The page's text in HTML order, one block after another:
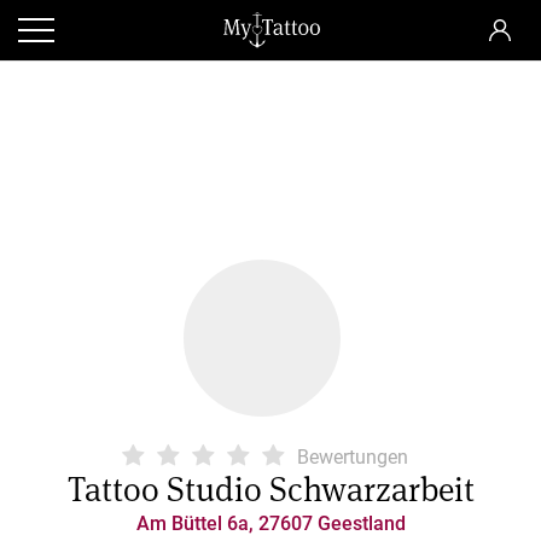
Bewertungen
Tattoo Studio Schwarzarbeit
Am Büttel 6a, 27607 Geestland